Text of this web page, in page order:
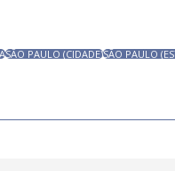
SÃO PAULO (CIDADE)SÃO PAULO